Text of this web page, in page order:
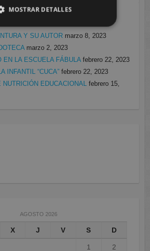
Y SU AUTOR marzo 8, 2023
marzo 2, 2023
EN LA ESCUELA FÁBULA febrero 22, 2023
INFANTIL “CUCA” febrero 22, 2023
NUTRICIÓN EDUCACIONAL febrero 15,
AGOSTO 2026
X J V S D
1 2
MOSTRAR DETALLES